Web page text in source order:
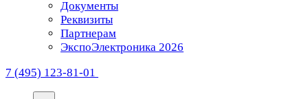
Документы
Реквизиты
Партнерам
ЭкспоЭлектроника 2026
7 (495) 123-81-01